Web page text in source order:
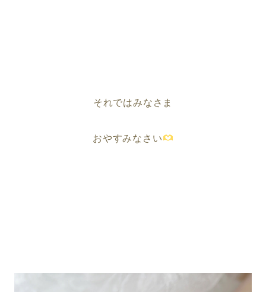
それではみなさま
おやすみなさい